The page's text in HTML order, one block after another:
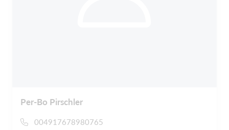
Per-Bo Pirschler
004917678980765